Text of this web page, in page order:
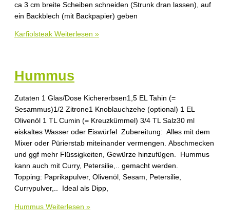
ca 3 cm breite Scheiben schneiden (Strunk dran lassen), auf
ein Backblech (mit Backpapier) geben
Karfiolsteak Weiterlesen »
Hummus
Zutaten 1 Glas/Dose Kichererbsen1,5 EL Tahin (=
Sesammus)1/2 Zitrone1 Knoblauchzehe (optional) 1 EL
Olivenöl 1 TL Cumin (= Kreuzkümmel) 3/4 TL Salz30 ml
eiskaltes Wasser oder Eiswürfel Zubereitung: Alles mit dem
Mixer oder Pürierstab miteinander vermengen. Abschmecken
und ggf mehr Flüssigkeiten, Gewürze hinzufügen. Hummus
kann auch mit Curry, Petersilie,.. gemacht werden.
Topping: Paprikapulver, Olivenöl, Sesam, Petersilie,
Currypulver,.. Ideal als Dipp,
Hummus Weiterlesen »